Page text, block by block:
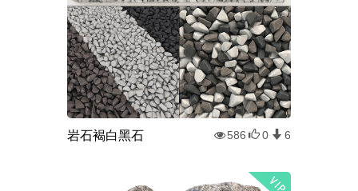
岩石褐白黑石 586 0 6